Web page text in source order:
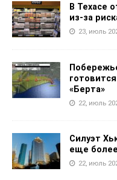
В Техасе
из-за
23, июль
«Берта»
22, июль
Силуэт
еще
22, июль